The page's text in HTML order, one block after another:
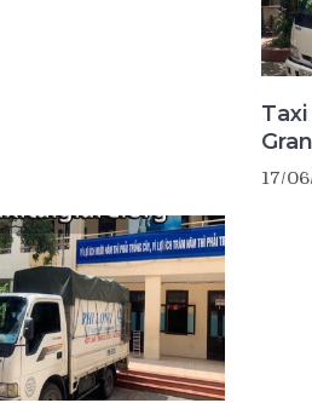
17/